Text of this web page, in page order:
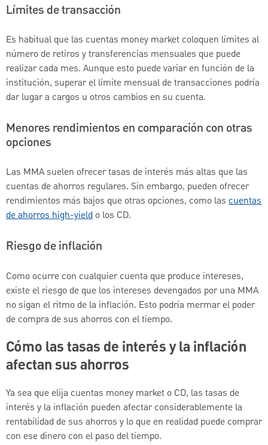
Límites de transacción
Es habitual que las cuentas money market coloquen límites al
número de retiros y transferencias mensuales que puede
realizar cada mes. Aunque esto puede variar en función de la
institución, superar el límite mensual de transacciones podría
dar lugar a cargos u otros cambios en su cuenta.
Menores rendimientos en comparación con otras
opciones
Las MMA suelen ofrecer tasas de interés más altas que las
cuentas de ahorros regulares. Sin embargo, pueden ofrecer
rendimientos más bajos que otras opciones, como las cuentas
de ahorros high-yield o los CD.
Riesgo de inflación
Como ocurre con cualquier cuenta que produce intereses,
existe el riesgo de que los intereses devengados por una MMA
no sigan el ritmo de la inflación. Esto podría mermar el poder
de compra de sus ahorros con el tiempo.
Cómo las tasas de interés y la inflación
afectan sus ahorros
Ya sea que elija cuentas money market o CD, las tasas de
interés y la inflación pueden afectar considerablemente la
rentabilidad de sus ahorros y lo que en realidad puede comprar
con ese dinero con el paso del tiempo.